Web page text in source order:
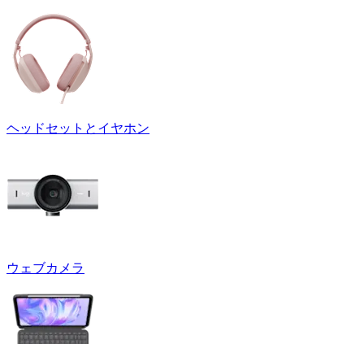
ヘッドセットとイヤホン
ウェブカメラ